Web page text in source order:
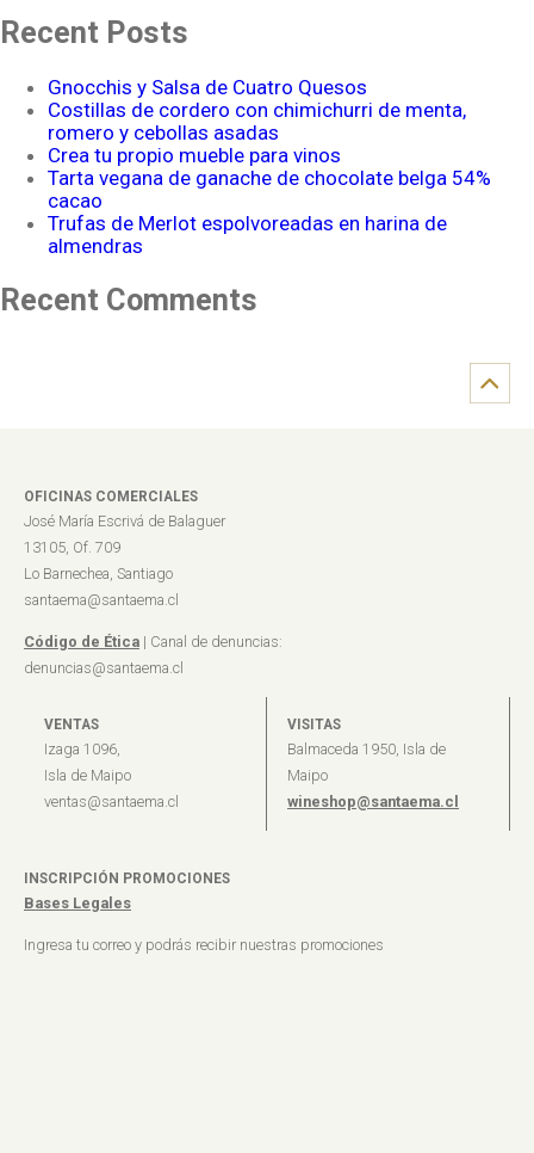
Recent Posts
Gnocchis y Salsa de Cuatro Quesos
Costillas de cordero con chimichurri de menta,
romero y cebollas asadas
Crea tu propio mueble para vinos
Tarta vegana de ganache de chocolate belga 54%
cacao
Trufas de Merlot espolvoreadas en harina de
almendras
Recent Comments
OFICINAS COMERCIALES
José María Escrivá de Balaguer
13105, Of. 709
Lo Barnechea, Santiago
santaema@santaema.cl
Código de Ética | Canal de denuncias:
denuncias@santaema.cl
VENTAS
Izaga 1096,
Isla de Maipo
ventas@santaema.cl
VISITAS
Balmaceda 1950, Isla de
Maipo
wineshop@santaema.cl
INSCRIPCIÓN PROMOCIONES
Bases Legales
Ingresa tu correo y podrás recibir nuestras promociones